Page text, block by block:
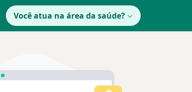
Você atua na área da saúde?